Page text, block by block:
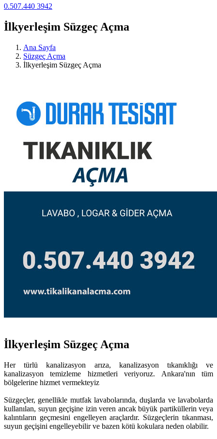
0.507.440 3942
İlkyerleşim Süzgeç Açma
Ana Sayfa
Süzgeç Açma
İlkyerleşim Süzgeç Açma
İlkyerleşim Süzgeç Açma
Her türlü kanalizasyon arıza, kanalizasyon tıkanıklığı ve
kanalizasyon temizleme hizmetleri veriyoruz. Ankara'nın tüm
bölgelerine hizmet vermekteyiz
Süzgeçler, genellikle mutfak lavabolarında, duşlarda ve lavabolarda
kullanılan, suyun geçişine izin veren ancak büyük partiküllerin veya
kalıntıların geçmesini engelleyen araçlardır. Süzgeçlerin tıkanması,
suyun geçişini engelleyebilir ve bazen kötü kokulara neden olabilir.